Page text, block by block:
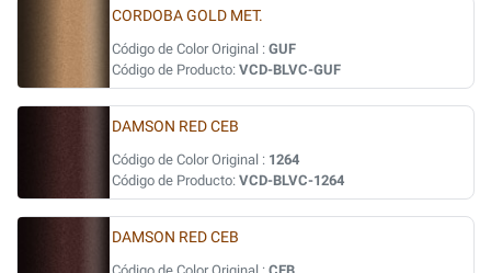
CORDOBA GOLD MET.
Código de Color Original : GUF
Código de Producto: VCD-BLVC-GUF
DAMSON RED CEB
Código de Color Original : 1264
Código de Producto: VCD-BLVC-1264
DAMSON RED CEB